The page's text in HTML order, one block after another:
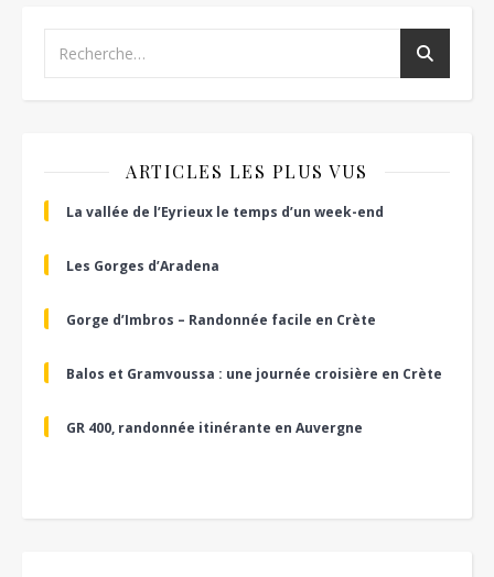
ARTICLES LES PLUS VUS
La vallée de l’Eyrieux le temps d’un week-end
Les Gorges d’Aradena
Gorge d’Imbros – Randonnée facile en Crète
Balos et Gramvoussa : une journée croisière en Crète
GR 400, randonnée itinérante en Auvergne